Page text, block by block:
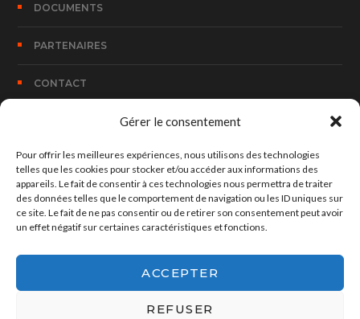
Gérer le consentement
Pour offrir les meilleures expériences, nous utilisons des technologies
telles que les cookies pour stocker et/ou accéder aux informations des
appareils. Le fait de consentir à ces technologies nous permettra de traiter
des données telles que le comportement de navigation ou les ID uniques sur
ce site. Le fait de ne pas consentir ou de retirer son consentement peut avoir
un effet négatif sur certaines caractéristiques et fonctions.
ACCEPTER
REFUSER
DOCUMENTS
PARTENAIRES
CONTACT
100, Rue Bombouaka 14 B.P. 170 Lomé – TOGO
hed@hedconsult.net